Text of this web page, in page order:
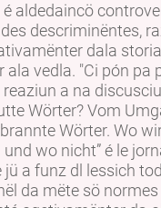
aldedaincö
descriminëntes,
dala
ala vedla. "Ci pón pa
reaziun a na
Wörter? Vom
Wörter. Wo
wo nicht” é le
a funz dl lessich
da mëte sö